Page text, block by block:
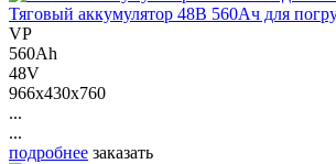
Тяговый аккумулятор 48В 560Ач для
VP
560Ah
48V
966x430x760
...
...
подробнее заказать